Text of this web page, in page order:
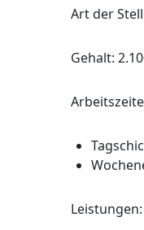
Art der
Gehalt:
Leistungen: